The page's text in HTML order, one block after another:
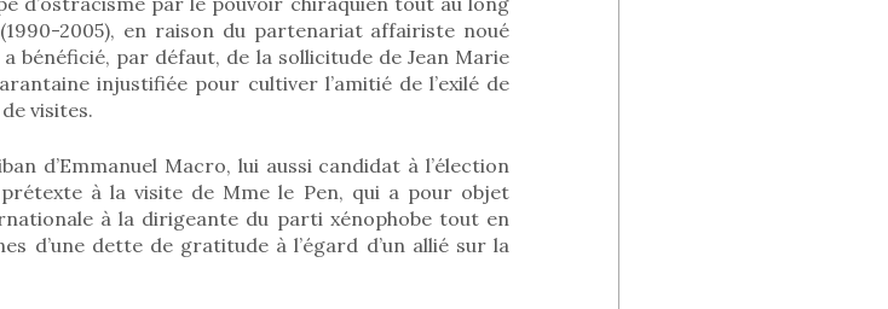
2005), en raison du partenariat affairiste noué
bénéficié, par défaut, de la sollicitude de Jean Marie
injustifiée pour cultiver l’amitié de l’exilé de
visites.
d’Emmanuel Macro, lui aussi candidat à l’élection
à la visite de Mme le Pen, qui a pour objet
à la dirigeante du parti xénophobe tout en
d’une dette de gratitude à l’égard d’un allié sur la